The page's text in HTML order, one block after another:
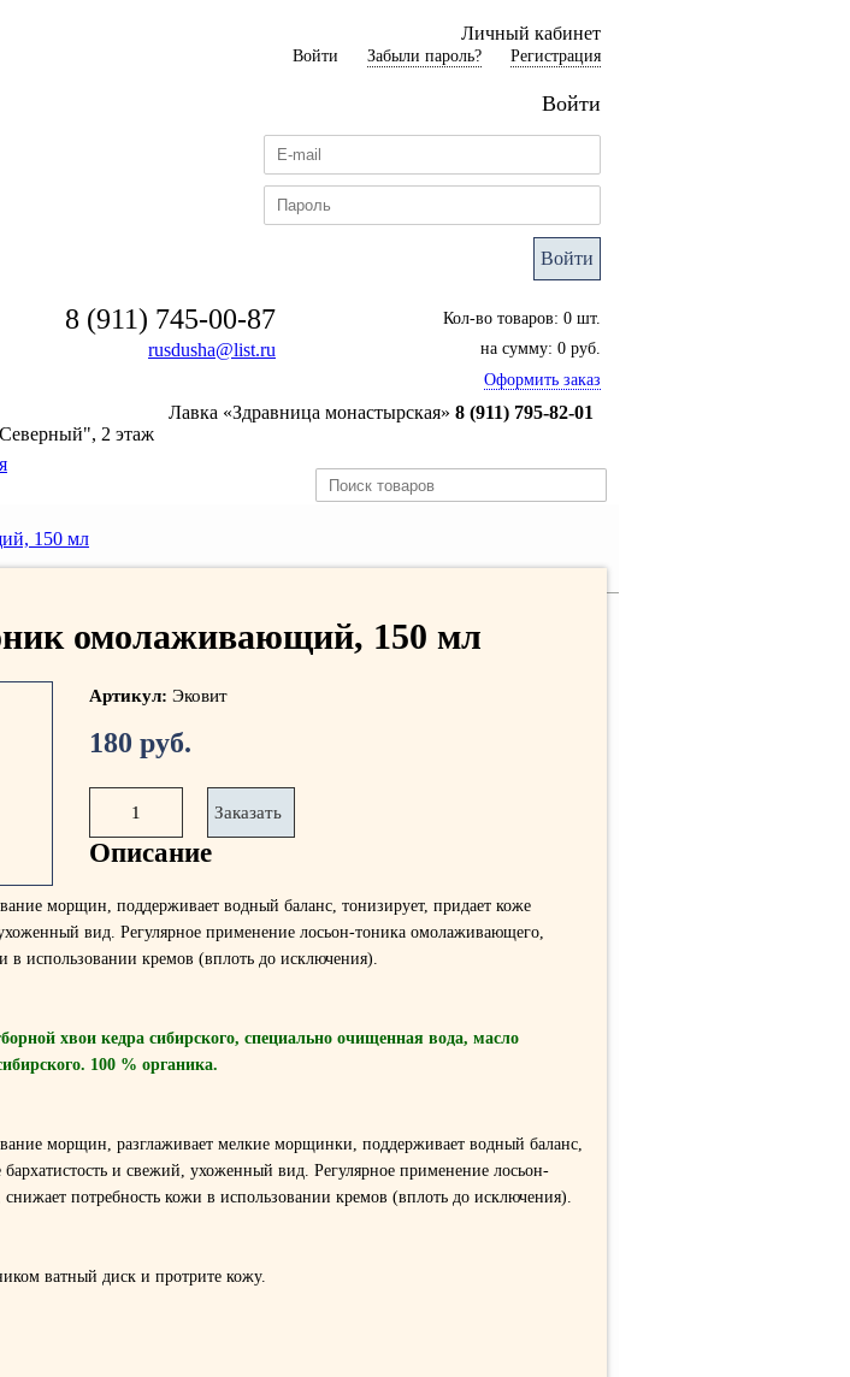
Личный кабинет
Войти Забыли пароль? Регистрация
Войти
Войти
8 (911) 745-00-87
rusdusha@list.ru
Кол-во товаров: 0 шт.
на сумму: 0 руб.
Оформить заказ
Лавка «Здравница монастырская» 8 (911) 795-82-01
2 этаж
150 мл
омолаживающий, 150 мл
Артикул: Эковит
180 руб.
1 Заказать
Описание
морщин, поддерживает водный баланс, тонизирует, придает коже
вид. Регулярное применение лосьон-тоника омолаживающего,
в использовании кремов (вплоть до исключения).
хвои кедра сибирского, специально очищенная вода, масло
100 % органика.
морщин, разглаживает мелкие морщинки, поддерживает водный баланс,
бархатистость и свежий, ухоженный вид. Регулярное применение лосьон-
потребность кожи в использовании кремов (вплоть до исключения).
ватный диск и протрите кожу.